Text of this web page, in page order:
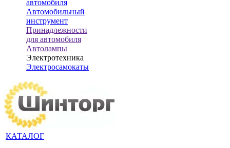
автомобиля
Автомобильный
инструмент
Принадлежности
для автомобиля
Автолампы
Электротехника
Электросамокаты
КАТАЛОГ